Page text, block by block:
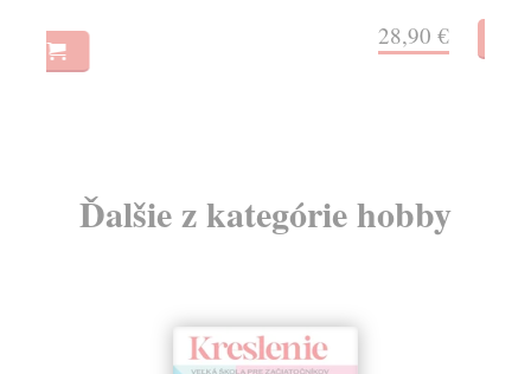
28,90 €
Ďalšie z kategórie hobby